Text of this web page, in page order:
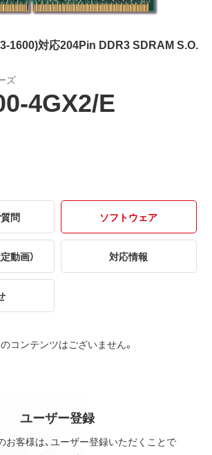
1600)対応204Pin DDR3 SDRAM S.O.
ズ
4GX2/E
問 ソフトウェア
動画） 対応情報
コンテンツはございません。
ユーザー登録
お客様は、ユーザー登録いただくことで